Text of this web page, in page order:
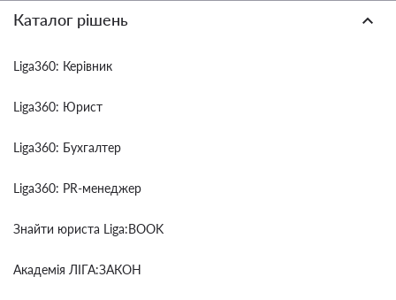
Каталог рішень
Liga360: Керівник
Liga360: Юрист
Liga360: Бухгалтер
Liga360: PR-менеджер
Знайти юриста Liga:BOOK
Академія ЛІГА:ЗАКОН